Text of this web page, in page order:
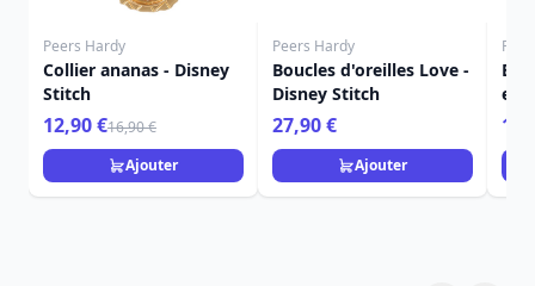
Peers Hardy
Collier ananas - Disney
Stitch
12,90 €16,90 €
Ajouter
Peers Hardy
Boucles d'oreilles Love -
Disney Stitch
27,90 €
Ajouter
en